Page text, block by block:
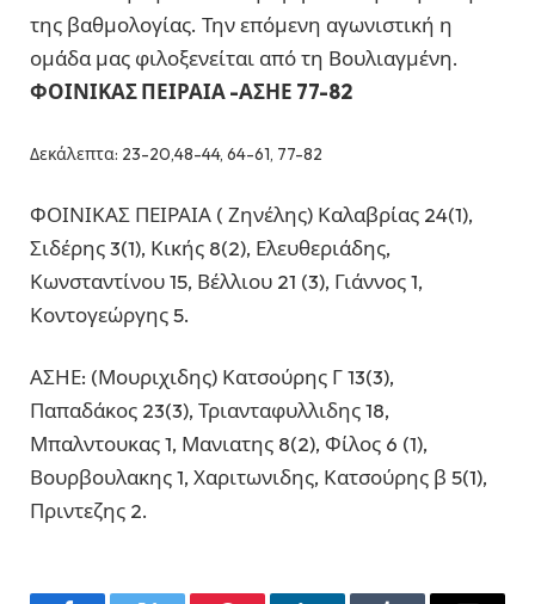
της βαθμολογίας. Την επόμενη αγωνιστική η
ομάδα μας φιλοξενείται από τη Βουλιαγμένη.
ΦΟΙΝΙΚΑΣ ΠΕΙΡΑΙΑ -ΑΣΗΕ 77-82
Δεκάλεπτα: 23-20,48-44, 64-61, 77-82
ΦΟΙΝΙΚΑΣ ΠΕΙΡΑΙΑ ( Ζηνέλης) Καλαβρίας 24(1),
Σιδέρης 3(1), Κικής 8(2), Ελευθεριάδης,
Κωνσταντίνου 15, Βέλλιου 21 (3), Γιάννος 1,
Κοντογεώργης 5.
ΑΣΗΕ: (Μουριχιδης) Κατσούρης Γ 13(3),
Παπαδάκος 23(3), Τριανταφυλλιδης 18,
Μπαλντουκας 1, Μανιατης 8(2), Φίλος 6 (1),
Βουρβουλακης 1, Χαριτωνιδης, Κατσούρης β 5(1),
Πριντεζης 2.